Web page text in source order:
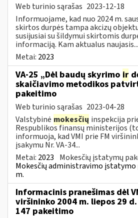
Web turinio sąrašas 2023-12-18
Informuojame, kad nuo 2024 m.
skirtos durpės tampa akcizų
susijusiai su šildymui skirtomis
informaciją. Kam aktualus naujasis...
Metai: 2023
VA-25 „Dėl baudų skyrimo ir
skaičiavimo metodikos
pakeitimo
Web turinio sąrašas 2023-04-28
Valstybinė mokesčių inspekcija
Respublikos finansų ministerijos
informuoja, kad VMI prie FM
įsakymu Nr. VA-34...
Metai: 2023 Mokesčių įstatymų
Mokesčių administravimo įstatymo
m.
Informacinis pranešimas dėl
viršininko 2004 m. liepos 29 d.
147 pakeitimo